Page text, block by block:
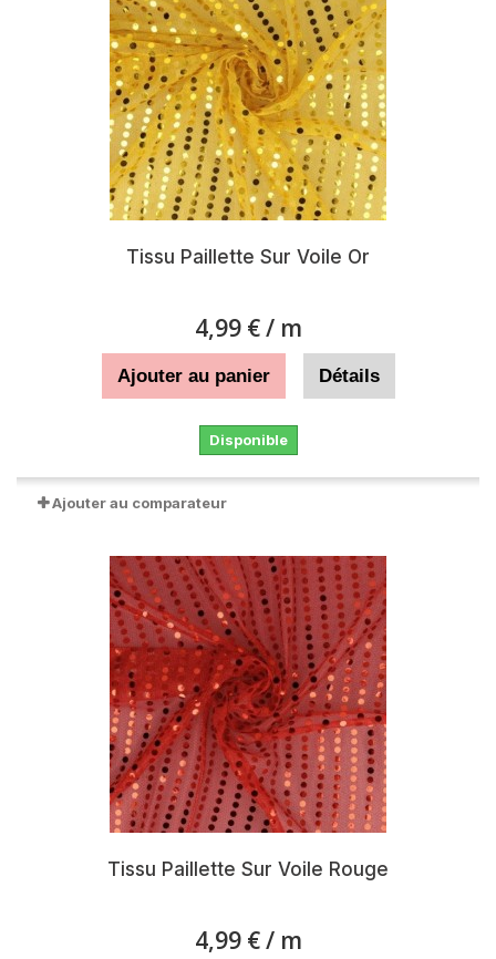
Tissu Paillette Sur Voile Or
4,99 €/ m
Ajouter au panier Détails
Disponible
Ajouter au comparateur
Tissu Paillette Sur Voile Rouge
4,99 €/ m